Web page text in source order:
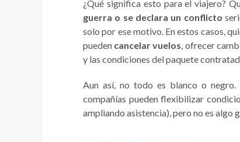
¿Qué significa esto para el viajero?
guerra o se declara un conflicto
solo por ese motivo. En estos casos,
pueden cancelar vuelos, ofrecer
y las condiciones del paquete
Aun así, no todo es blanco o negro.
compañías pueden flexibilizar
ampliando asistencia), pero no es